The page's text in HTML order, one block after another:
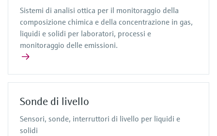
Sistemi di analisi ottica per il monitoraggio della
composizione chimica e della concentrazione in gas,
liquidi e solidi per laboratori, processi e
monitoraggio delle emissioni.
Sonde di livello
Sensori, sonde, interruttori di livello per liquidi e
solidi